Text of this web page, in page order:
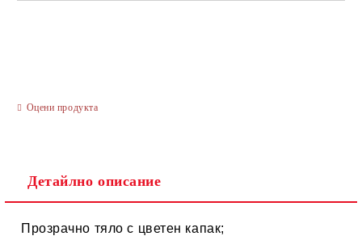
Оцени продукта
Детайлно описание
Прозрачно тяло с цветен капак;